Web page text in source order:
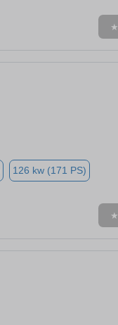
★
126 kw (171 PS)
★